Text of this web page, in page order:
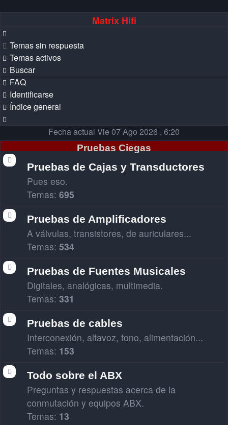
Matrix Hifi
Temas sin respuesta
Temas activos
Buscar
FAQ
Identificarse
Índice general
Fecha actual Vie 07 Ago 2026 , 6:20
Pruebas Ciegas
Pruebas de Cajas y Transductores
Pues eso.
Temas: 695
Pruebas de Amplificadores
A válvulas, transistores, de auriculares...
Temas: 534
Pruebas de Fuentes Musicales
Digitales, analógicas, multimedia.
Temas: 331
Pruebas de cables
Interconexión, altavoz, fono, alimentación...
Temas: 153
Todo sobre el ABX
Preguntas y respuestas acerca de la
conmutación y equipos ABX.
Temas: 13